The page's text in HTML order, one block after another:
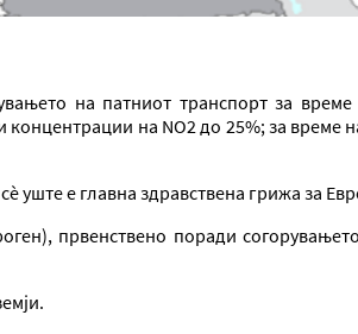
на патниот транспорт за време
на NO2 до 25%; за време
уште е главна здравствена грижа за
првенствено поради